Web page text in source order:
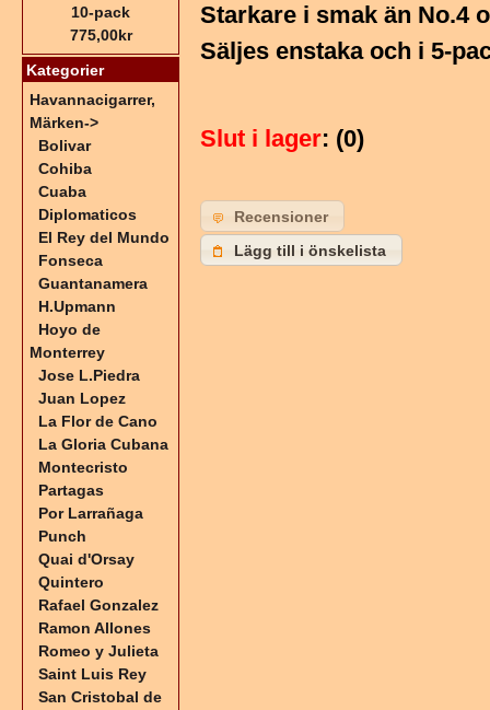
Starkare i smak än No.4
Säljes enstaka och i 5-
Slut i lager: (0)
Recensioner
Lägg till i önskelista
10-pack
775,00kr
Kategorier
Havannacigarrer,
Märken->
Bolivar
Cohiba
Cuaba
Diplomaticos
El Rey del Mundo
Fonseca
Guantanamera
H.Upmann
Hoyo de
Monterrey
Jose L.Piedra
Juan Lopez
La Flor de Cano
La Gloria Cubana
Montecristo
Partagas
Por Larrañaga
Punch
Quai d'Orsay
Quintero
Rafael Gonzalez
Ramon Allones
Romeo y Julieta
Saint Luis Rey
San Cristobal de